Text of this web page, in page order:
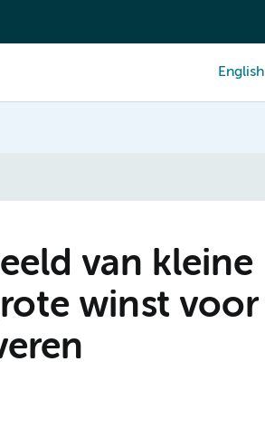
English
van kleine
winst voor